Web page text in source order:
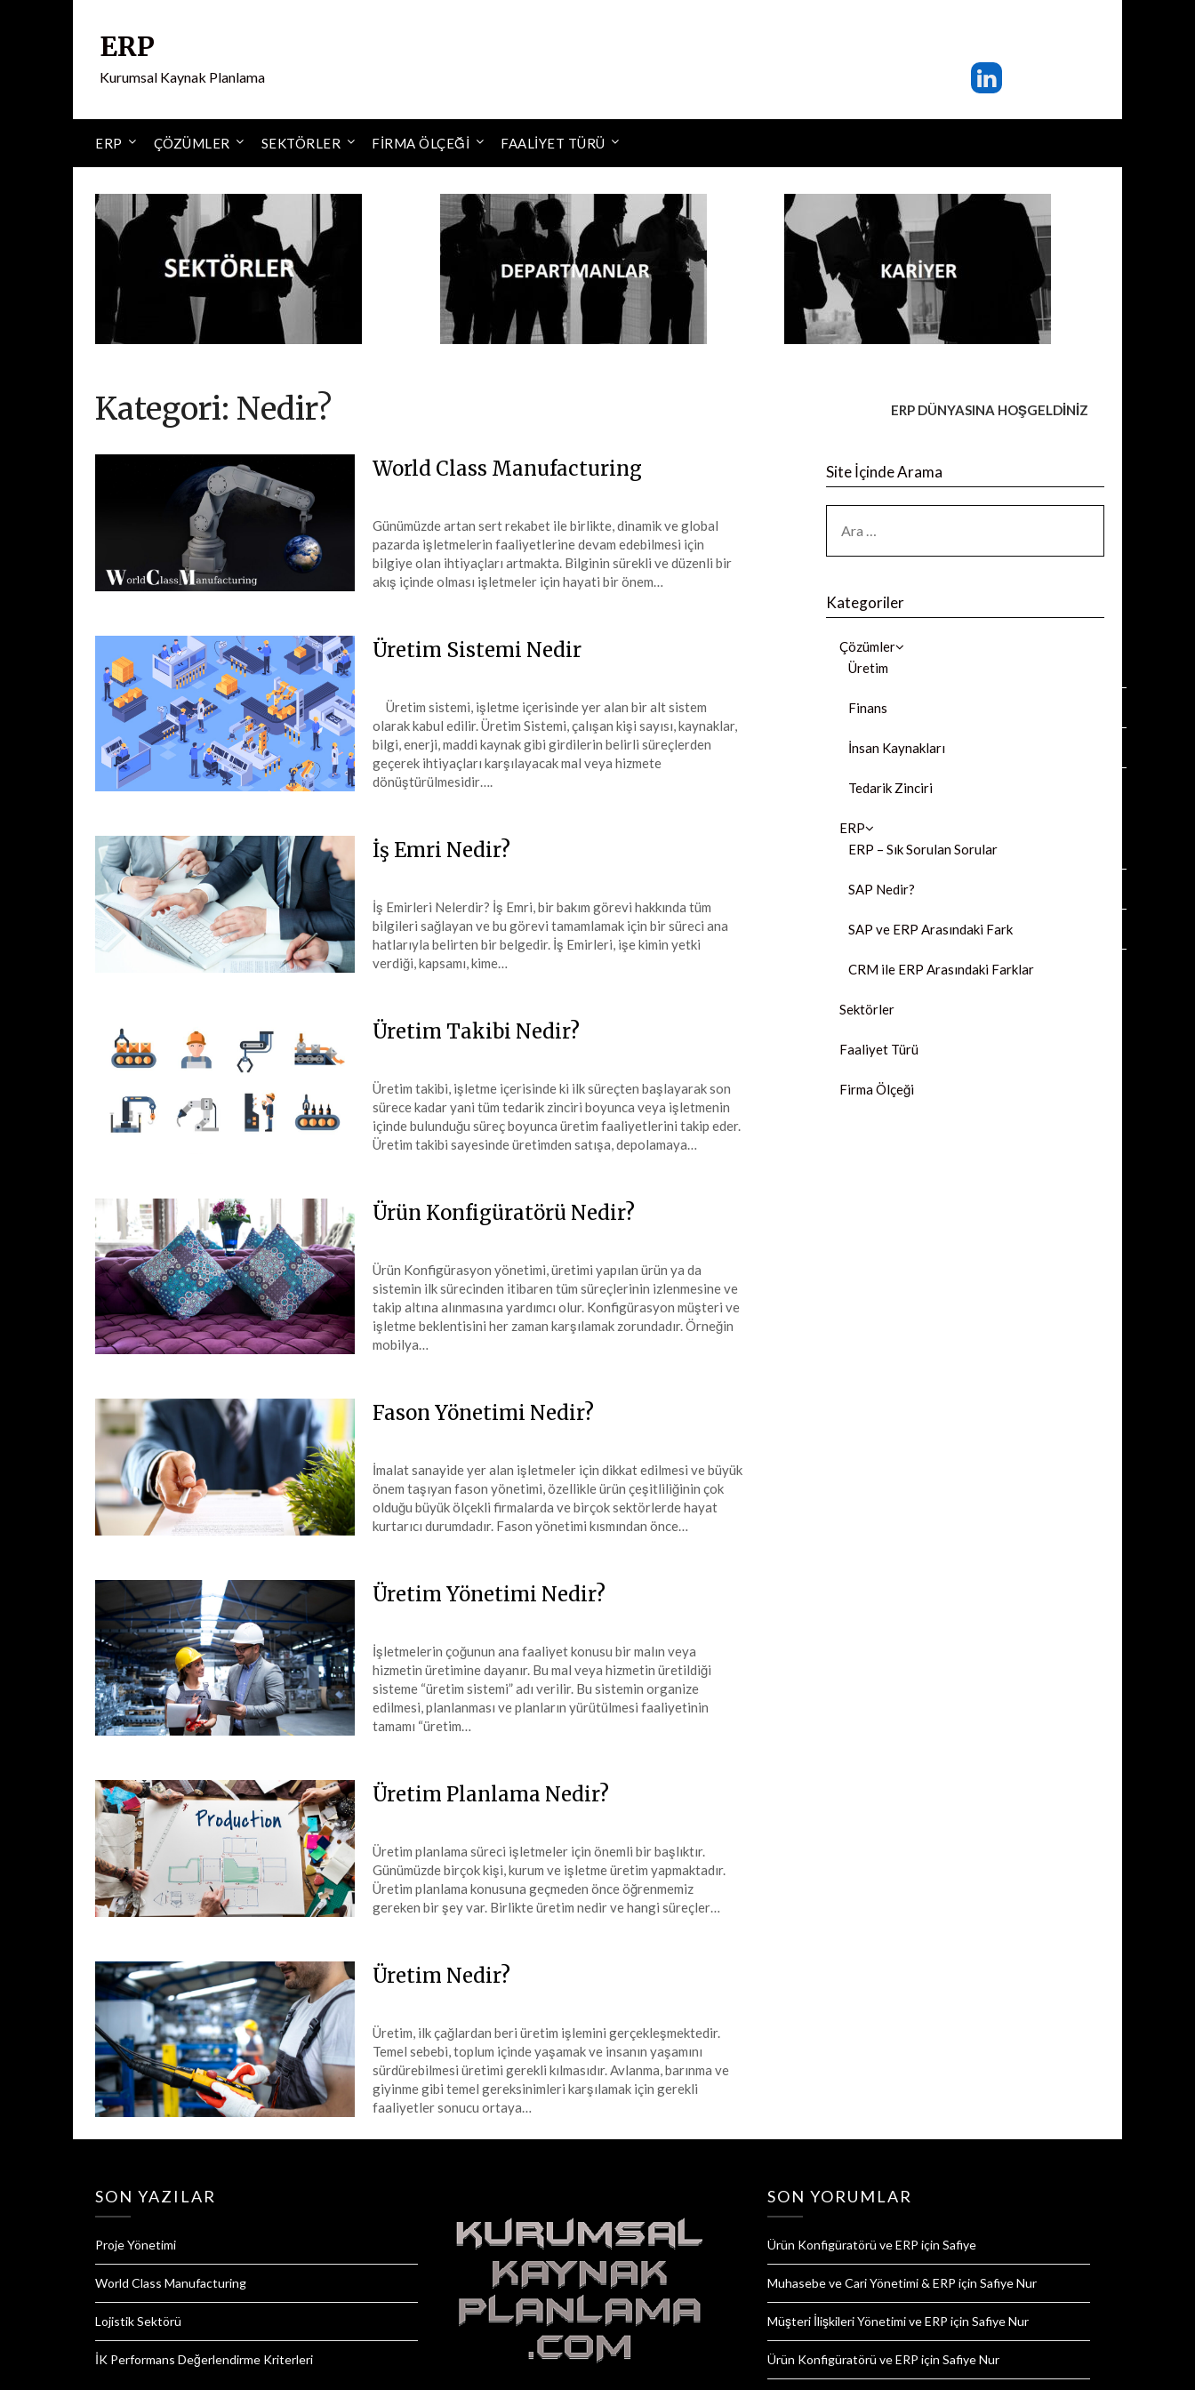
ERP
Kurumsal Kaynak Planlama
ERP ÇÖZÜMLER SEKTÖRLER FIRMA ÖLÇEĞI FAALIYET TÜRÜ
Kategori: Nedir?
World Class Manufacturing
Günümüzde artan sert rekabet ile birlikte, dinamik ve global
pazarda işletmelerin faaliyetlerine devam edebilmesi için
bilgiye olan ihtiyaçları artmakta. Bilginin sürekli ve düzenli bir
akış içinde olması işletmeler için hayati bir önem…
Üretim Sistemi Nedir
Üretim sistemi, işletme içerisinde yer alan bir alt sistem
olarak kabul edilir. Üretim Sistemi, çalışan kişi sayısı, kaynaklar,
bilgi, enerji, maddi kaynak gibi girdilerin belirli süreçlerden
geçerek ihtiyaçları karşılayacak mal veya hizmete
dönüştürülmesidir….
İş Emri Nedir?
İş Emirleri Nelerdir? İş Emri, bir bakım görevi hakkında tüm
bilgileri sağlayan ve bu görevi tamamlamak için bir süreci ana
hatlarıyla belirten bir belgedir. İş Emirleri, işe kimin yetki
verdiği, kapsamı, kime…
Üretim Takibi Nedir?
Üretim takibi, işletme içerisinde ki ilk süreçten başlayarak son
sürece kadar yani tüm tedarik zinciri boyunca veya işletmenin
içinde bulunduğu süreç boyunca üretim faaliyetlerini takip eder.
Üretim takibi sayesinde üretimden satışa, depolamaya…
Ürün Konfigüratörü Nedir?
Ürün Konfigürasyon yönetimi, üretimi yapılan ürün ya da
sistemin ilk sürecinden itibaren tüm süreçlerinin izlenmesine ve
takip altına alınmasına yardımcı olur. Konfigürasyon müşteri ve
işletme beklentisini her zaman karşılamak zorundadır. Örneğin
mobilya…
Fason Yönetimi Nedir?
İmalat sanayide yer alan işletmeler için dikkat edilmesi ve büyük
önem taşıyan fason yönetimi, özellikle ürün çeşitliliğinin çok
olduğu büyük ölçekli firmalarda ve birçok sektörlerde hayat
kurtarıcı durumdadır. Fason yönetimi kısmından önce…
Üretim Yönetimi Nedir?
İşletmelerin çoğunun ana faaliyet konusu bir malın veya
hizmetin üretimine dayanır. Bu mal veya hizmetin üretildiği
sisteme “üretim sistemi” adı verilir. Bu sistemin organize
edilmesi, planlanması ve planların yürütülmesi faaliyetinin
tamamı “üretim…
Üretim Planlama Nedir?
Üretim planlama süreci işletmeler için önemli bir başlıktır.
Günümüzde birçok kişi, kurum ve işletme üretim yapmaktadır.
Üretim planlama konusuna geçmeden önce öğrenmemiz
gereken bir şey var. Birlikte üretim nedir ve hangi süreçler…
Üretim Nedir?
Üretim, ilk çağlardan beri üretim işlemini gerçekleşmektedir.
Temel sebebi, toplum içinde yaşamak ve insanın yaşamını
sürdürebilmesi üretimi gerekli kılmasıdır. Avlanma, barınma ve
giyinme gibi temel gereksinimleri karşılamak için gerekli
faaliyetler sonucu ortaya…
ERP DÜNYASINA HOŞGELDİNİZ
Site İçinde Arama
Kategoriler
Çözümler
Üretim
Finans
İnsan Kaynakları
Tedarik Zinciri
ERP
ERP – Sık Sorulan Sorular
SAP Nedir?
SAP ve ERP Arasındaki Fark
CRM ile ERP Arasındaki Farklar
Sektörler
Faaliyet Türü
Firma Ölçeği
SON YAZILAR
Proje Yönetimi
World Class Manufacturing
Lojistik Sektörü
İK Performans Değerlendirme Kriterleri
SON YORUMLAR
Ürün Konfigüratörü ve ERP için Safiye
Muhasebe ve Cari Yönetimi & ERP için Safiye Nur
Müşteri İlişkileri Yönetimi ve ERP için Safiye Nur
Ürün Konfigüratörü ve ERP için Safiye Nur